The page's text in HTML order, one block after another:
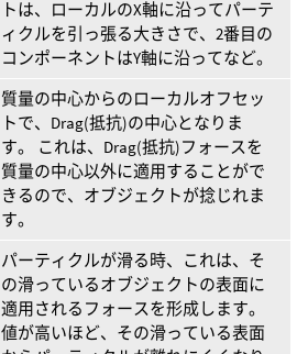
トは、ローカルのX軸に沿ってパーテ
ィクルを引っ張る大きさで、2番目の
コンポーネントはY軸に沿ってなど。
質量の中心からのローカルオフセッ
トで、Drag(抵抗)の中心となりま
す。 これは、Drag(抵抗)フォースを
質量の中心以外に適用することがで
きるので、オブジェクトが捻じれま
す。
パーティクルが滑る時、これは、そ
の滑っているオブジェクトの表面に
適用されるフォースを形成します。
値が高いほど、その滑っている表面